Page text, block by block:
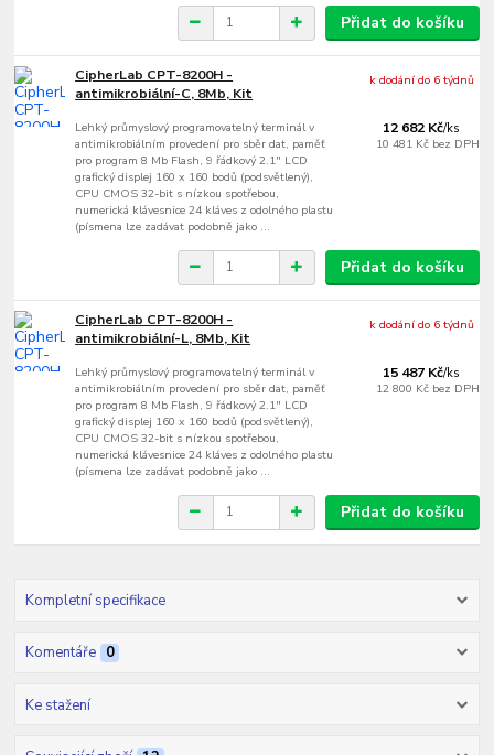
Přidat do košíku
CipherLab CPT-8200H -
antimikrobiální-C, 8Mb, Kit
Lehký průmyslový programovatelný terminál v
antimikrobiálním provedení pro sběr dat, paměť
pro program 8 Mb Flash, 9 řádkový 2.1" LCD
grafický displej 160 x 160 bodů (podsvětlený),
CPU CMOS 32-bit s nízkou spotřebou,
numerická klávesnice 24 kláves z odolného plastu
(písmena lze zadávat podobně jako ...
12 682 Kč/ks
10 481 Kč bez DPH
k dodání do 6 týdnů
Přidat do košíku
CipherLab CPT-8200H -
antimikrobiální-L, 8Mb, Kit
Lehký průmyslový programovatelný terminál v
antimikrobiálním provedení pro sběr dat, paměť
pro program 8 Mb Flash, 9 řádkový 2.1" LCD
grafický displej 160 x 160 bodů (podsvětlený),
CPU CMOS 32-bit s nízkou spotřebou,
numerická klávesnice 24 kláves z odolného plastu
(písmena lze zadávat podobně jako ...
15 487 Kč/ks
12 800 Kč bez DPH
k dodání do 6 týdnů
Přidat do košíku
Kompletní specifikace
Komentáře 0
Ke stažení